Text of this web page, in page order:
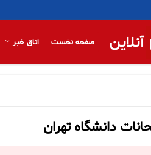
آنلاین صفحه نخست اتاق خبر
دانشگاه تهران